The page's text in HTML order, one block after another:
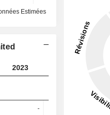
Estimées
2023
-